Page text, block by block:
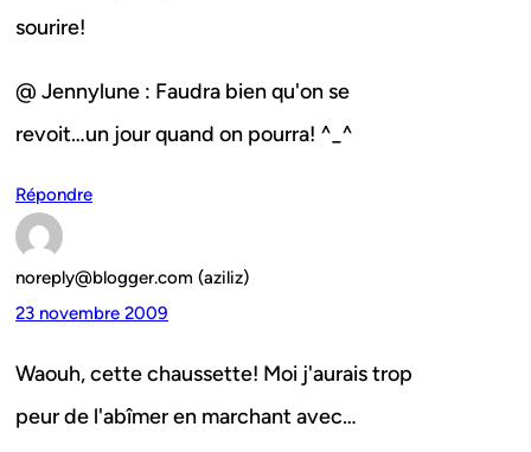
sourire!
@ Jennylune : Faudra bien qu'on se
revoit…un jour quand on pourra! ^_^
Répondre
noreply@blogger.com (aziliz)
23 novembre 2009
Waouh, cette chaussette! Moi j'aurais trop
peur de l'abîmer en marchant avec…